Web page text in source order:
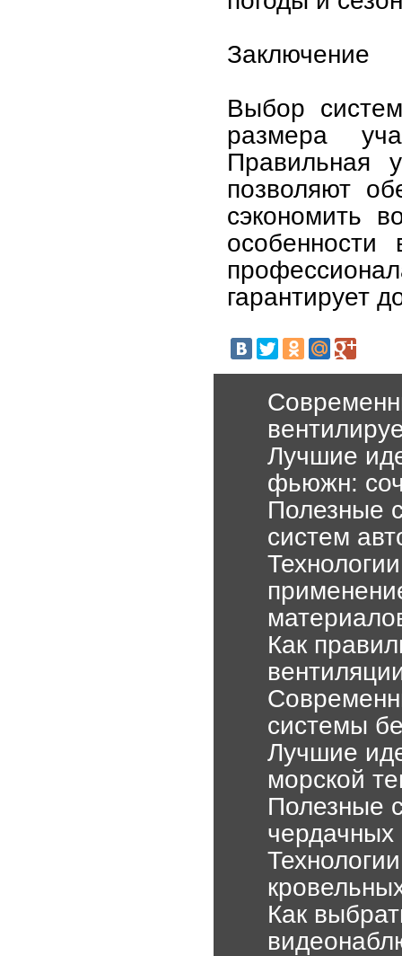
Заключение
Выбор
размера
Правильная
позволяют
сэкономить
особенности
гарантирует
Лучшие
фьюжн:
Полезные
систем
Как
системы
Лучшие
морской
Полезные
Как